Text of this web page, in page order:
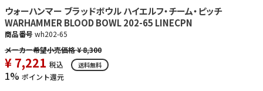
ウォーハンマー ブラッドボウル ハイエルフ・チーム・ピッチ
WARHAMMER BLOOD BOWL 202-65 LINECPN
商品番号 wh202-65
¥8,300
¥ 7,221 税込 送料無料
1% ポイント還元